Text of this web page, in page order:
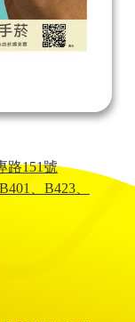
路151號
、B423、